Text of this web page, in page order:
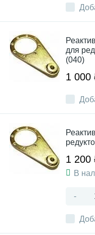
для
(040)
1 000
1 200
В
-